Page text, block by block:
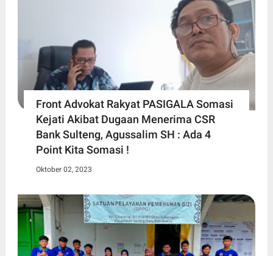
Front Advokat Rakyat PASIGALA Somasi
Kejati Akibat Dugaan Menerima CSR
Bank Sulteng, Agussalim SH : Ada 4
Point Kita Somasi !
Oktober 02, 2023